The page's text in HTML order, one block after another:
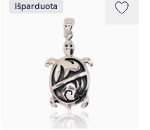
Išparduota